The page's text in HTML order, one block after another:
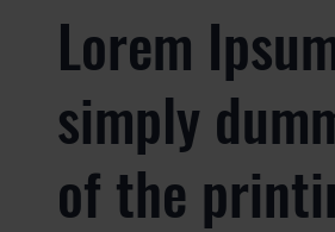
Lorem
simply
of the